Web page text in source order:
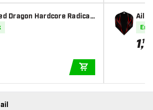
Dragon Hardcore Radical
En
1,10